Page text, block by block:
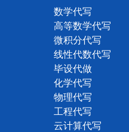
数学代写
高等数学代写
微积分代写
线性代数代写
毕设代做
化学代写
物理代写
工程代写
云计算代写